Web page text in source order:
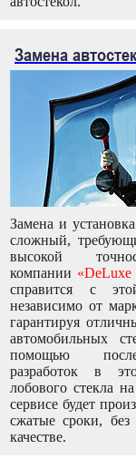
Замена
Замена и
сложный,
высокой
компании «DeLuxe
справится с
независимо от
гарантируя
автомобильных
помощью
разработок в
лобового стекла
сервисе будет
сжатые сроки,
качестве.